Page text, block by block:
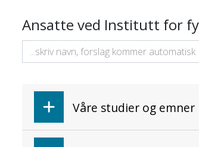
Ansatte ved Institutt for
Våre studier og emner